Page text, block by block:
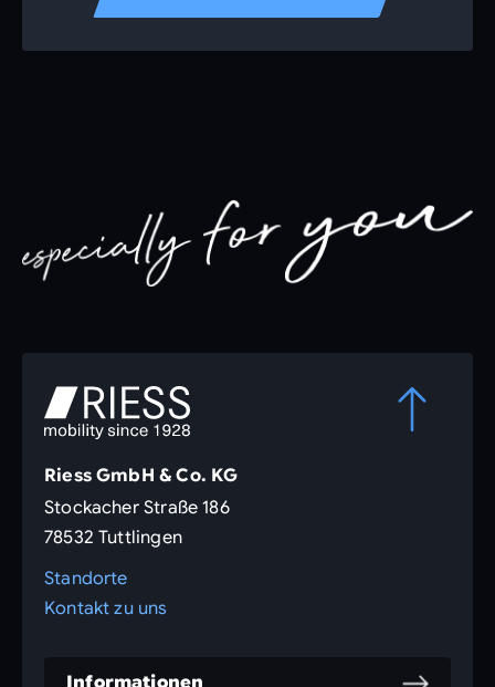
Riess GmbH & Co. KG
Stockacher Straße 186
78532 Tuttlingen
Standorte
Kontakt zu uns
Informationen